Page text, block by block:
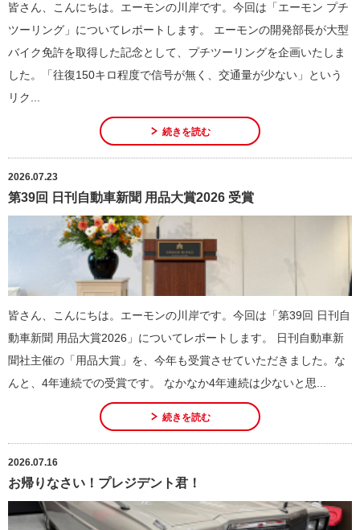
皆さん、こんにちは。エーモンの川岸です。今回は「エーモン プチ
ツーリング」についてレポートします。 エーモンの開発部長が大型
バイク免許を取得した記念として、プチツーリングを企画いたしま
した。「往復150キロ程度で信号が無く、交通量が少ない」という
リク...
続きを読む
2026.07.23
第39回 日刊自動車新聞 用品大賞2026 受賞
皆さん、こんにちは。エーモンの川岸です。今回は「第39回 日刊自
動車新聞 用品大賞2026」についてレポートします。 日刊自動車新
聞社主催の「用品大賞」を、今年も受賞させていただきました。な
んと、4年連続での受賞です。 なかなか4年連続は少ないと思...
続きを読む
2026.07.16
お帰りなさい！プレジデント君！